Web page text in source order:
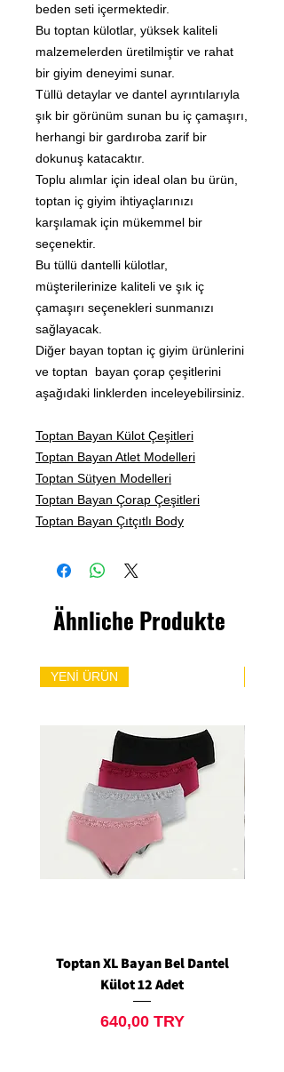
beden seti içermektedir.
Bu toptan külotlar, yüksek kaliteli
malzemelerden üretilmiştir ve rahat
bir giyim deneyimi sunar.
Tüllü detaylar ve dantel ayrıntılarıyla
şık bir görünüm sunan bu iç çamaşırı,
herhangi bir gardıroba zarif bir
dokunuş katacaktır.
Toplu alımlar için ideal olan bu ürün,
toptan iç giyim ihtiyaçlarınızı
karşılamak için mükemmel bir
seçenektir.
Bu tüllü dantelli külotlar,
müşterilerinize kaliteli ve şık iç
çamaşırı seçenekleri sunmanızı
sağlayacak.
Diğer bayan toptan iç giyim ürünlerini
ve toptan bayan çorap çeşitlerini
aşağıdaki linklerden inceleyebilirsiniz.
Toptan Bayan Külot Çeşitleri
Toptan Bayan Atlet Modelleri
Toptan Sütyen Modelleri
Toptan Bayan Çorap Çeşitleri
Toptan Bayan Çıtçıtlı Body
Ähnliche Produkte
YENİ ÜRÜN
Toptan XL Bayan Bel Dantel
Külot 12 Adet
Preis
640,00 TRY